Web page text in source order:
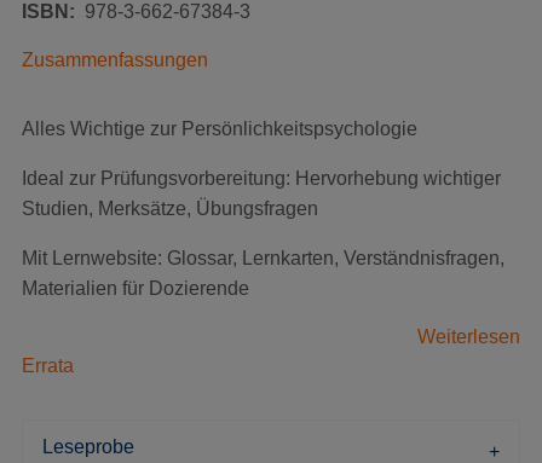
ISBN 978-3-662-67384-3
Zusammenfassungen
Alles Wichtige zur Persönlichkeitspsychologie
Ideal zur Prüfungsvorbereitung: Hervorhebung wichtiger
Studien, Merksätze, Übungsfragen
Mit Lernwebsite: Glossar, Lernkarten, Verständnisfragen,
Materialien für Dozierende
Weiterlesen
Errata
Leseprobe